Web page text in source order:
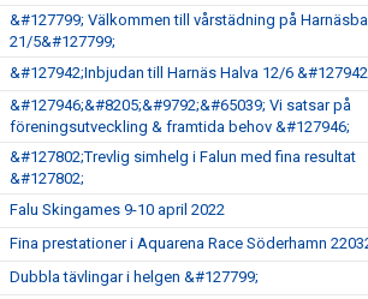
&#127799; Välkommen till vårstädning på
21/5&#127799;
&#127942;Inbjudan till Harnäs Halva 12/6
&#127946;&#8205;&#9792;&#65039; Vi satsar på
föreningsutveckling & framtida behov &#127946;
&#127802;Trevlig simhelg i Falun med fina resultat
&#127802;
Falu Skingames 9-10 april 2022
Fina prestationer i Aquarena Race Söderhamn
Dubbla tävlingar i helgen &#127799;